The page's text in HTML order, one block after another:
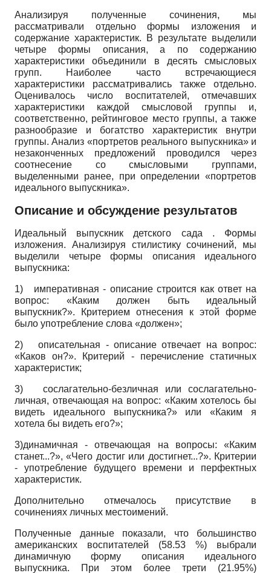
Анализируя полученные сочинения, мы
рассматривали отдельно формы изложения и
содержание характеристик. В результате выделили
четыре формы описания, а по содержанию
характеристики объединили в десять смысловых
групп. Наиболее часто встречающиеся
характеристики рассматривались также отдельно.
Оценивалось число воспитателей, отмечавших
характеристики каждой смысловой группы и,
соответственно, рейтинговое место группы, а также
разнообразие и богатство характеристик внутри
группы. Анализ «портретов реального выпускника» и
незаконченных предложений проводился через
соотнесение со смысловыми группами,
выделенными ранее, при определении «портретов
идеального выпускника».
Описание и обсуждение результатов
Идеальный выпускник детского сада . Формы
изложения. Анализируя стилистику сочинений, мы
выделили четыре формы описания идеального
выпускника:
1) императивная - описание строится как ответ на
вопрос: «Каким должен быть идеальный
выпускник?». Критерием отнесения к этой форме
было употребление слова «должен»;
2)описательная - описание отвечает на вопрос:
«Каков он?». Критерий - перечисление статичных
характеристик;
3) сослагательно-безличная или сослага­тельно-
личная, отвечающая на вопрос: «Каким хотелось бы
видеть идеального выпускника?» или «Каким я
хотела бы видеть его?»;
3)динамичная - отвечающая на вопросы: «Каким
станет...?», «Чего достиг или достигнет...?». Критерии
- употребление будущего времени и перфектных
характеристик.
Дополнительно отмечалось присутствие в
сочинениях личных местоимений.
Полученные данные показали, что большинство
американских воспитателей (58.53 %) выбрали
динамичную форму описания идеального
выпускника. При этом более трети (21.95%)